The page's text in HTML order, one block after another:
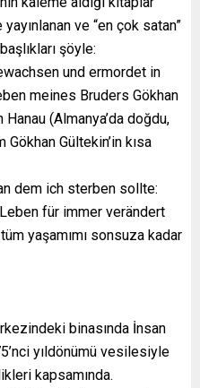
ve “en çok satan”
şöyle:
und ermordet in
meines Bruders Gökhan
(Almanya’da doğdu,
Gültekin’in kısa
dem ich sterben sollte:
für immer verändert
yaşamımı sonsuza kadar
binasında İnsan
yıldönümü vesilesiyle
kapsamında.